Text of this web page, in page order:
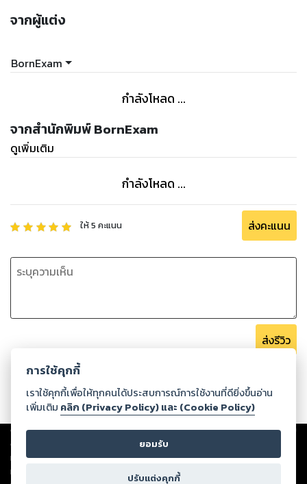
จากผู้แต่ง
BornExam
กำลังโหลด ...
จากสำนักพิมพ์ BornExam
ดูเพิ่มเติม
กำลังโหลด ...
ให้5 คะแนน ส่งคะแนน
ส่งรีวิว
Copyright ©2026Storylog Co., Ltd. - สตอรี่ล็อกขอสงวนสิทธิ์ไม่รับผิดชอบ
ต่อผลงานหรือเนื้อหาใดที่อัปโหลดผ่านเว็บไซต์และปรากฏว่าละเมิดสิทธิใน
ทรัพย์สินทางปัญญาของบุคคลอื่นหรือขัดต่อกฎหมายและศีลธรรม ดังนั้น ผู้อ่าน
ทุกท่านโปรดใช้วิจารณญาณในการกลั่นกรองด้วยตนเอง และหากท่านพบว่าส่วน
การใช้คุกกี้
เราใช้คุกกี้เพื่อให้ทุกคนได้ประสบการณ์การใช้งานที่ดียิ่งขึ้นอ่าน
เพิ่มเติม คลิก (Privacy Policy) และ (Cookie Policy)
ยอมรับ
ปรับแต่งคุกกี้